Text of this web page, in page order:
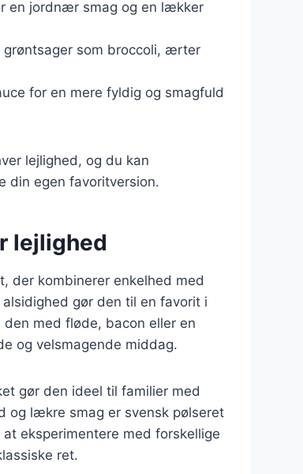
en jordnær smag og en lækker
som broccoli, ærter
for en mere fyldig og smagfuld
lejlighed, og du kan
din egen favoritversion.
lejlighed
der kombinerer enkelhed med
gør den til en favorit i
med fløde, bacon eller en
og velsmagende middag.
gør den ideel til familier med
og lækre smag er svensk pølseret
eksperimentere med forskellige
ret.